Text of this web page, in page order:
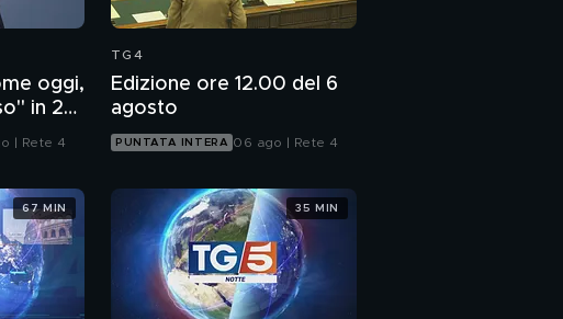
oggi,
in 27
| Rete 4
TG4
Edizione ore 12.00 del 6
agosto
PUNTATA INTERA 06 ago | Rete 4
67 MIN 35 MIN